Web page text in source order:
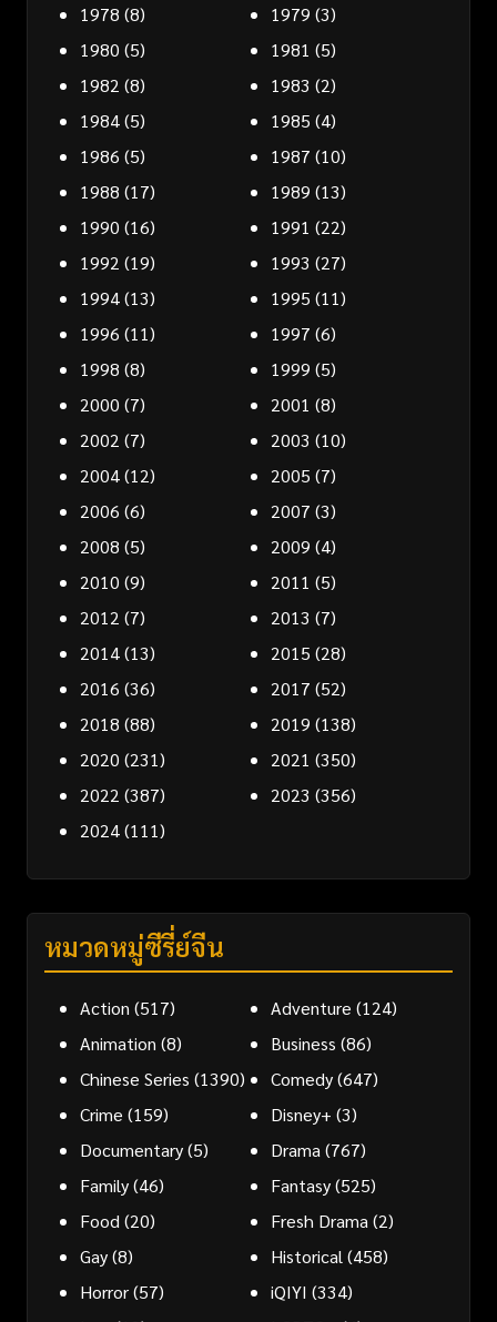
1978 (8) 1979 (3)
1980 (5) 1981 (5)
1982 (8) 1983 (2)
1984(5) 1985 (4)
1986 (5) 1987 (10)
1988 (17) 1989 (13)
1990 (16) 1991 (22)
1992 (19) 1993 (27)
1994(13) 1995 (11)
1996 (11) 1997 (6)
1998 (8) 1999 (5)
2000 (7) 2001 (8)
2002 (7) 2003 (10)
2004(12) 2005 (7)
2006 (6) 2007 (3)
2008 (5) 2009 (4)
2010 (9) 2011 (5)
2012 (7) 2013 (7)
2014(13) 2015 (28)
2016 (36) 2017 (52)
2018 (88) 2019 (138)
2020 (231) 2021 (350)
2022 (387) 2023 (356)
2024(111)
หมวดหมู่ซีรี่ย์จีน
Action (517) Adventure (124)
Animation (8) Business (86)
Chinese Series (1390) Comedy(647)
Crime (159) Disney+ (3)
Documentary(5) Drama (767)
Family(46) Fantasy(525)
Food (20) Fresh Drama (2)
Gay(8) Historical (458)
Horror(57) iQIYI (334)